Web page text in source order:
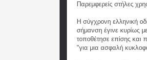
Παρεμφερείς στήλες
Η σύγχρονη ελληνική
σήμανση έγινε κυρίως
τοποθέτησε επίσης και
"για μια ασφαλή